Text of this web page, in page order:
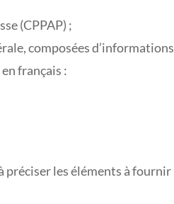
(CPPAP) ;
composées
français :
les éléments à